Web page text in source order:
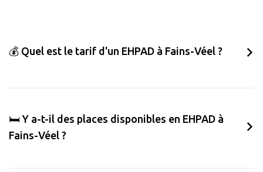
💰 Quel est le tarif d'un EHPAD à Fains-Véel ?
🛏️ Y a-t-il des places disponibles en EHPAD à
Fains-Véel ?